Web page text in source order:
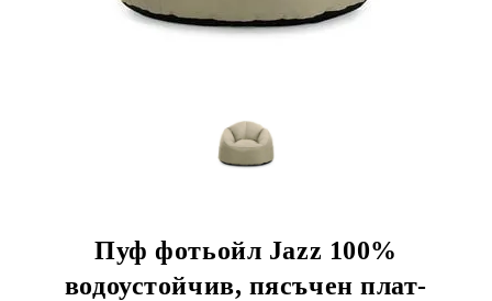
Пуф фотьойл Jazz 100%
водоустойчив, пясъчен плат-